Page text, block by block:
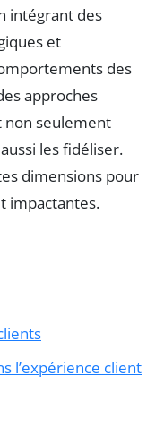
intégrant des
et
des
approches
non seulement
les fidéliser.
dimensions pour
impactantes.
l’expérience client